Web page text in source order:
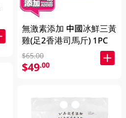
無激素添加 中國冰鮮三黃
雞(足2香港司馬斤) 1PC
$65.00
$49.00